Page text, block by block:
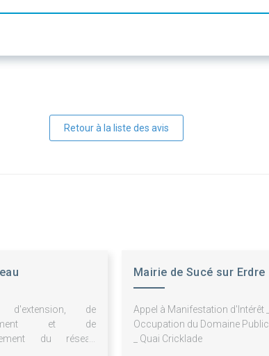
Retour à la liste des avis
d'extension, de
et de
du réseau
Mairie de Sucé sur Erdre
Appel à Manifestation d'Intérêt _
Occupation du Domaine Public
_ Quai Cricklade